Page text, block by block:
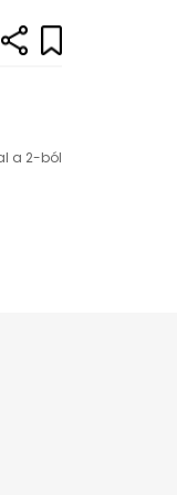
a 2-ból